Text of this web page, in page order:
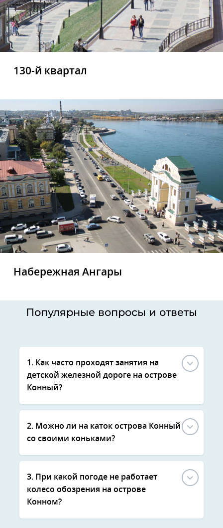
130-й квартал
Набережная Ангары
Популярные вопросы и ответы
1. Как часто проходят занятия на
детской железной дороге на острове
Конный?
2. Можно ли на каток острова Конный
со своими коньками?
3. При какой погоде не работает
колесо обозрения на острове
Конном?